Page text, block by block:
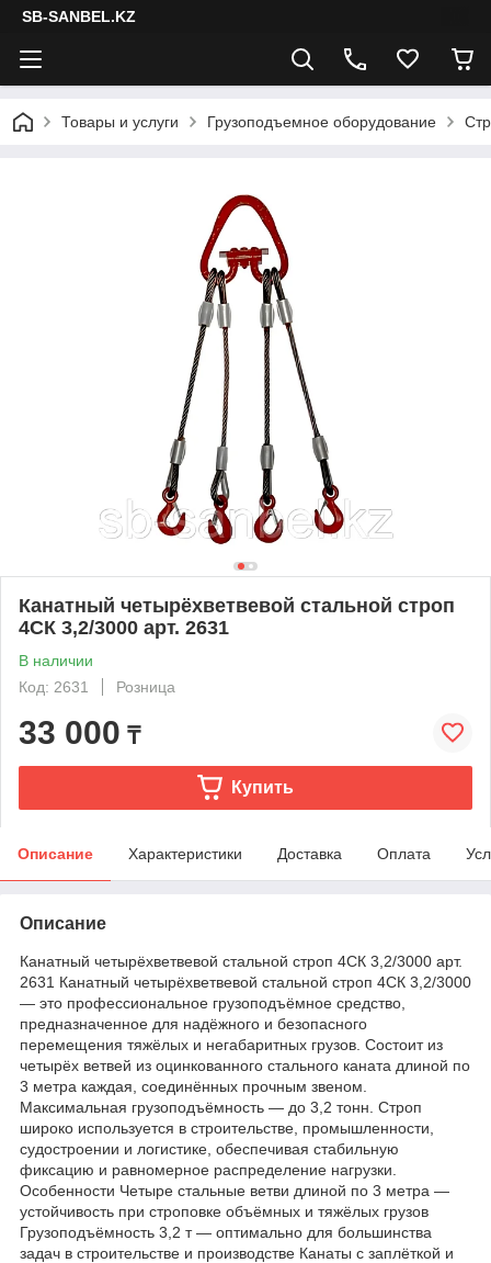
SB-SANBEL.KZ
Товары и услуги Грузоподъемное оборудование
Канатный четырёхветвевой стальной строп
4СК 3,2/3000 арт. 2631
В наличии
Код: 2631
Розница
33 000 ₸
Купить
Описание Характеристики Доставка Оплата
Описание
Канатный четырёхветвевой стальной строп 4СК 3,2/3000 арт.
2631 Канатный четырёхветвевой стальной строп 4СК 3,2/3000
— это профессиональное грузоподъёмное средство,
предназначенное для надёжного и безопасного
перемещения тяжёлых и негабаритных грузов. Состоит из
четырёх ветвей из оцинкованного стального каната длиной по
3 метра каждая, соединённых прочным звеном.
Максимальная грузоподъёмность — до 3,2 тонн. Строп
широко используется в строительстве, промышленности,
судостроении и логистике, обеспечивая стабильную
фиксацию и равномерное распределение нагрузки.
Особенности Четыре стальные ветви длиной по 3 метра —
устойчивость при строповке объёмных и тяжёлых грузов
Грузоподъёмность 3,2 т — оптимально для большинства
задач в строительстве и производстве Канаты с заплёткой и